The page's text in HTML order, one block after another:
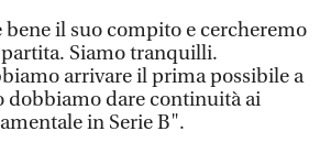
bene il suo compito e cercheremo
Siamo tranquilli.
arrivare il prima possibile a
dobbiamo dare continuità ai
in Serie B".